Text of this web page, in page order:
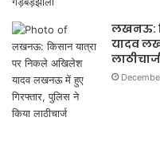
लखनऊ:
यादव
लाठीचार्ज